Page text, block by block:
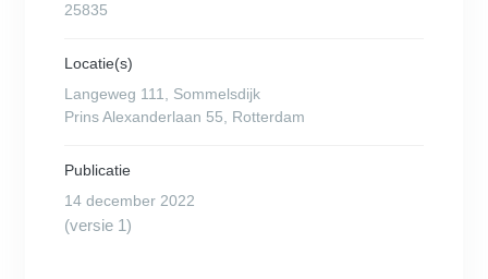
25835
Locatie(s)
Langeweg 111, Sommelsdijk
Prins Alexanderlaan 55, Rotterdam
Publicatie
14 december 2022
(versie 1)